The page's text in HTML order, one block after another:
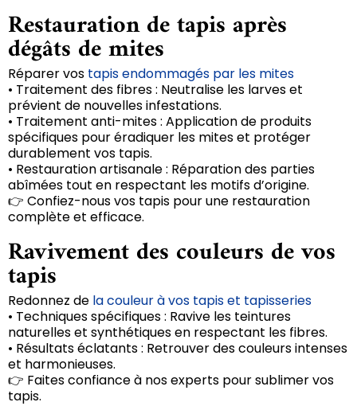
Restauration de tapis après
dégâts de mites
Réparer vos tapis endommagés par les mites
• Traitement des fibres : Neutralise les larves et
prévient de nouvelles infestations.
• Traitement anti-mites : Application de produits
spécifiques pour éradiquer les mites et protéger
durablement vos tapis.
• Restauration artisanale : Réparation des parties
abîmées tout en respectant les motifs d’origine.
👉 Confiez-nous vos tapis pour une restauration
complète et efficace.
Ravivement des couleurs de vos
tapis
Redonnez de la couleur à vos tapis et tapisseries
• Techniques spécifiques : Ravive les teintures
naturelles et synthétiques en respectant les fibres.
• Résultats éclatants : Retrouver des couleurs intenses
et harmonieuses.
👉 Faites confiance à nos experts pour sublimer vos
tapis.